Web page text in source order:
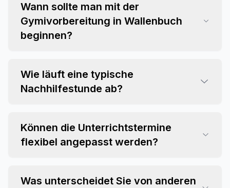
Wann sollte man mit der
Gymivorbereitung in Wallenbuch
beginnen?
Wie läuft eine typische
Nachhilfestunde ab?
Können die Unterrichtstermine
flexibel angepasst werden?
Was unterscheidet Sie von anderen